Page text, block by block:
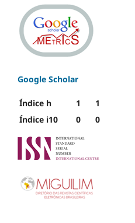
Google Scholar
Índice h 1
1
Índice i10
0 0